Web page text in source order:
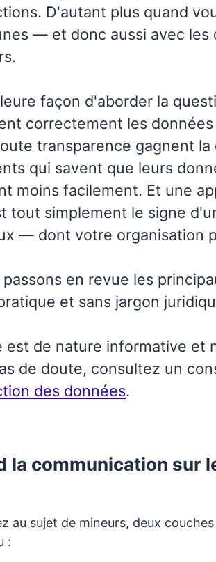
D'autant plus quand
— et donc aussi avec les
façon d'aborder la
correctement les
transparence gagnent la
qui savent que leurs
moins facilement. Et une
tout simplement le signe
— dont votre organisation
en revue les
et sans jargon
est de nature informative et
de doute, consultez un
des données.
la communication sur
au sujet de mineurs, deux
: